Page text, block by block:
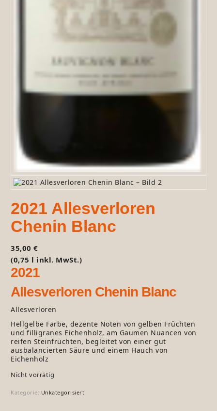
2021 Allesverloren
Chenin Blanc
35,00€
(0,75 l inkl. MwSt.)
2021
Allesverloren Chenin Blanc
Allesverloren
Hellgelbe Farbe, dezente Noten von gelben Früchten
und filligranes Eichenholz, am Gaumen Nuancen von
reifen Steinfrüchten, begleitet von einer gut
ausbalancierten Säure und einem Hauch von
Eichenholz
Nicht vorrätig
Kategorie: Unkategorisiert